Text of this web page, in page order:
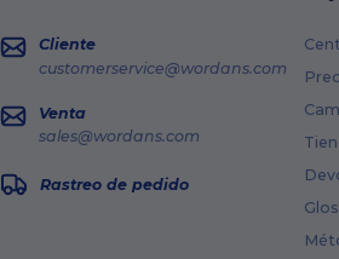
Cliente
customerservice@wordans.com
Venta
sales@wordans.com
Rastreo de pedido